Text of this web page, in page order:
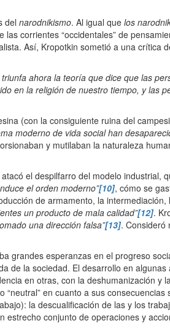
del narodnikismo. Al igual que los
corrientes “occidentales” de
Así, Kropotkin sometió a una crítica
ahora la teoría que dice que las
en la religión de nuestro tiempo, y las
(con la consiguiente ruina del
moderno de vida social han
y mutilaban la naturaleza
el despilfarro del modelo industrial,
el orden moderno”[10], cómo se
de armamento, la
un producto de mala calidad”[12].
una dirección falsa”[13]. Consideró
grandes esperanzas en el progreso
de la sociedad. El desarrollo en
en otras, con la deshumanización y
en cuanto a sus consecuencias
la descualificación de las y los
conjunto de operaciones y